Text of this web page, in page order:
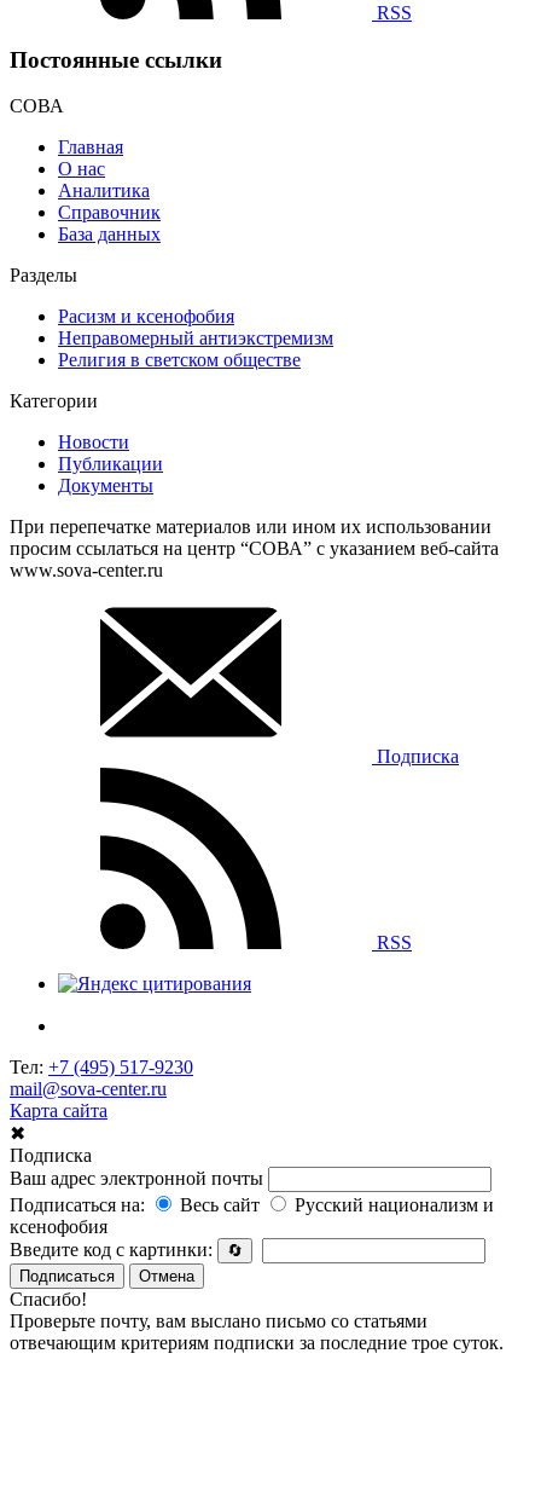
RSS
Постоянные ссылки
СОВА
Главная
О нас
Аналитика
Справочник
База данных
Разделы
Расизм и ксенофобия
Неправомерный антиэкстремизм
Религия в светском обществе
Категории
Новости
Публикации
Документы
При перепечатке материалов или ином их использовании
просим ссылаться на центр “СОВА” с указанием веб-сайта
www.sova-center.ru
Подписка
RSS
Тел: +7 (495) 517-9230
mail@sova-center.ru
Карта сайта
✖
Подписка
Ваш адрес электронной почты
Подписаться на:
Весь сайт
Русский национализм и
ксенофобия
Введите код с картинки:
🔄
Подписаться
Отмена
Спасибо!
Проверьте почту, вам выслано письмо со статьями
отвечающим критериям подписки за последние трое суток.